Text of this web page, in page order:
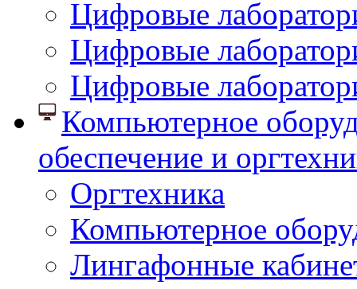
Цифровые
Цифровые
Цифровые
Компьютерное
обеспечение и
Оргтехника
Компьютерное
Лингафонные